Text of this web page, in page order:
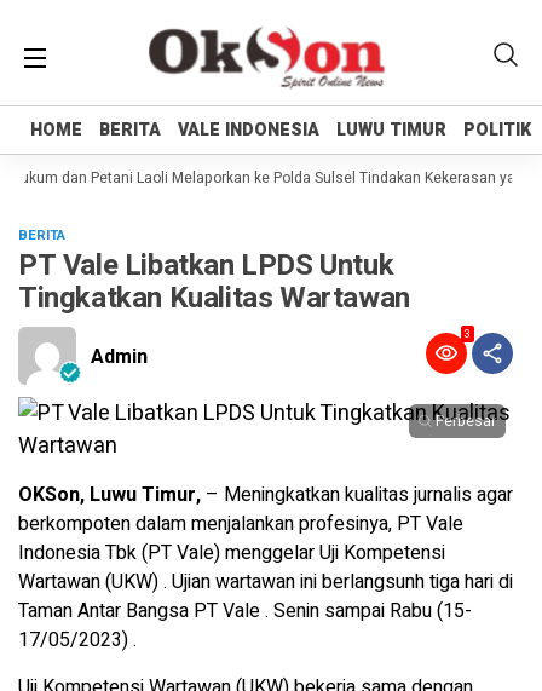
HOME BERITA VALE INDONESIA LUWU TIMUR POLITIK
HOME BERITA VALE INDONESIA LUWU TIMUR POLITIK
dan Petani Laoli Melaporkan ke Polda Sulsel Tindakan Kekerasan yang
BERITA
PT Vale Libatkan LPDS Untuk
Tingkatkan Kualitas Wartawan
Admin
3
Perbesar
OKSon, Luwu Timur, – Meningkatkan kualitas jurnalis agar
berkompoten dalam menjalankan profesinya, PT Vale
Indonesia Tbk (PT Vale) menggelar Uji Kompetensi
Wartawan (UKW) . Ujian wartawan ini berlangsunh tiga hari di
Taman Antar Bangsa PT Vale . Senin sampai Rabu (15-
17/05/2023) .